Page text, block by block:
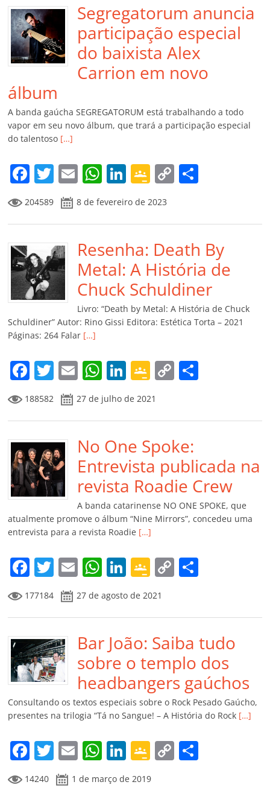
Segregatorum anuncia
participação especial
do baixista Alex
Carrion em novo
álbum
A banda gaúcha SEGREGATORUM está trabalhando a todo
vapor em seu novo álbum, que trará a participação especial
do talentoso […]
F
a
c
e
b
o
o
k
T
w
itt
er
E
m
ai
l
W
at
s
A
p
p
Li
k
e
dI
n
G
o
o
gl
e
Cl
a
ss
ro
m
C
y
Li
n
k
p
ar
til
h
ar
204589 8 de fevereiro de 2023
Resenha: Death By
Metal: A História de
Chuck Schuldiner
Livro: “Death by Metal: A História de Chuck
Schuldiner” Autor: Rino Gissi Editora: Estética Torta – 2021
Páginas: 264 Falar […]
F
a
c
e
b
o
o
k
T
w
itt
er
E
m
ai
l
W
h
at
s
A
p
p
Li
n
k
e
dI
n
G
o
o
gl
e
Cl
a
ss
ro
o
m
C
y
Li
n
k
p
til
h
ar
188582 27 de julho de 2021
No One Spoke:
Entrevista publicada na
revista Roadie Crew
A banda catarinense NO ONE SPOKE, que
atualmente promove o álbum “Nine Mirrors”, concedeu uma
entrevista para a revista Roadie […]
F
a
c
e
b
o
o
k
T
w
itt
er
E
m
ai
l
W
at
s
A
p
p
Li
n
k
e
dI
n
G
o
o
gl
e
Cl
a
ss
ro
o
m
C
y
Li
n
k
p
ar
til
h
ar
177184 27 de agosto de 2021
Bar João: Saiba tudo
sobre o templo dos
headbangers gaúchos
Consultando os textos especiais sobre o Rock Pesado Gaúcho,
presentes na trilogia “Tá no Sangue! – A História do Rock […]
F
a
c
T
w
itt
E
m
ai
W
at
Li
n
k
G
o
o
C
14240 1 de março de 2019